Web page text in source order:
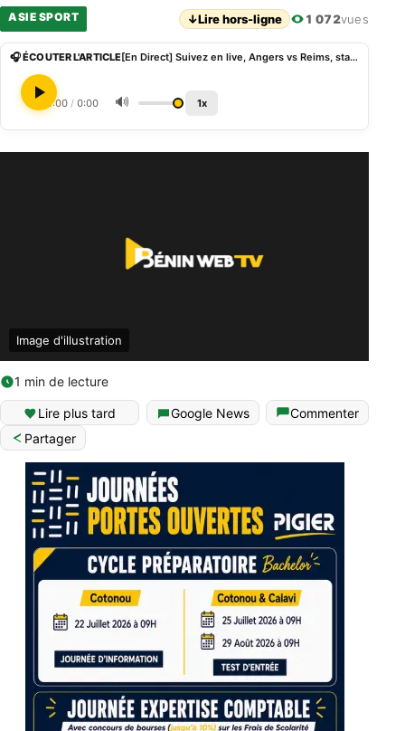
ASIE SPORT ↓Lire hors-ligne 1 072vues
🎧 ÉCOUTER L'ARTICLE [En Direct] Suivez en live, Angers vs Reims, stats, compos et résultat
0:00 / 0:00 🔊 1x
Image d'illustration
1 min de lecture
Lire plus tard Google News
Commenter
Partager